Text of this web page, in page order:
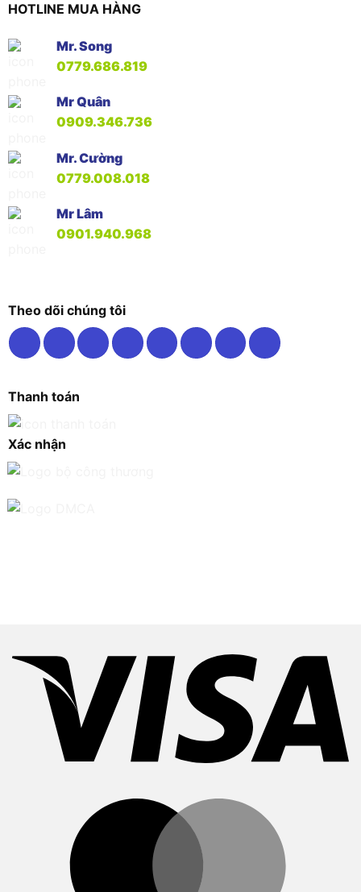
HOTLINE MUA HÀNG
Mr. Song
0779.686.819
Mr Quân
0909.346.736
Mr. Cường
0779.008.018
Mr Lâm
0901.940.968
Theo dõi chúng tôi
Thanh toán
Xác nhận